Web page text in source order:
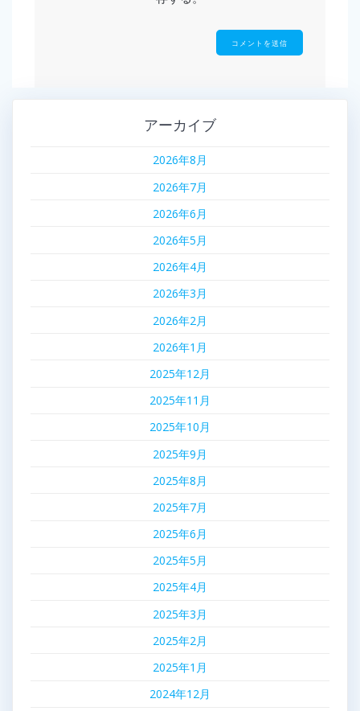
アーカイブ
2026年8月
2026年7月
2026年6月
2026年5月
2026年4月
2026年3月
2026年2月
2026年1月
2025年12月
2025年11月
2025年10月
2025年9月
2025年8月
2025年7月
2025年6月
2025年5月
2025年4月
2025年3月
2025年2月
2025年1月
2024年12月